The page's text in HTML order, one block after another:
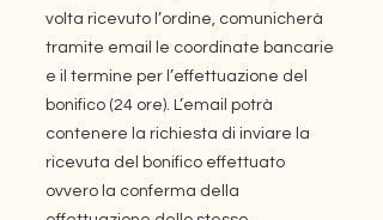
volta ricevuto l’ordine, comunicherà
tramite email le coordinate bancarie
e il termine per l’effettuazione del
bonifico (24 ore). L’email potrà
contenere la richiesta di inviare la
ricevuta del bonifico effettuato
ovvero la conferma della